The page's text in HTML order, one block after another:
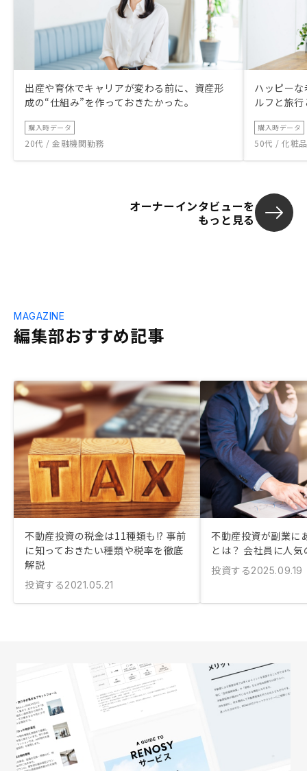
出産や育休でキャリアが変わる前に、資産形
成の“仕組み”を作っておきたかった。
購入時データ
20代 / 金融機関勤務
ハッピー
ルフと旅
購入時データ
50代 / 化粧
オーナーインタビューを
もっと見る
編集部おすすめ記事
MAGAZINE
不動産投資の税金は11種類も!? 事前
に知っておきたい種類や税率を徹底
解説
投資する2021.05.21
不動産投資が副業に
とは？ 会社員に人
投資する2025.09.19